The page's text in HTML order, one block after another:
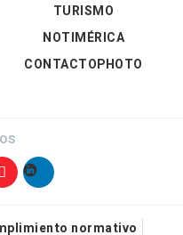
TURISMO
NOTIMÉRICA
CONTACTOPHOTO
normativo